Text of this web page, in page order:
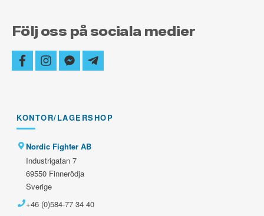
Följ oss på sociala medier
facebookinstagram
facebook-
messenger
telegram-
plane
KONTOR/LAGERSHOP
Nordic Fighter AB
Industrigatan 7
69550 Finnerödja
Sverige
+46 (0)584-77 34 40